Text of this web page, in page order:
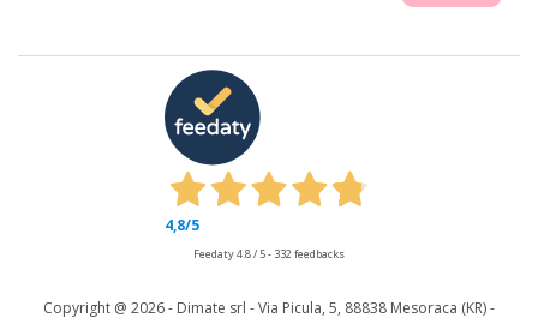
Copyright @ 2026 - Dimate srl - Via Picula, 5, 88838 Mesoraca (KR) -
4,8/5
Feedaty4.8/ 5- 332 feedbacks